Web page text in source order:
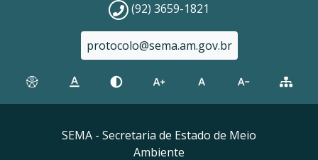
(92) 3659-1821
protocolo@sema.am.gov.br
SEMA - Secretaria de Estado de Meio
Ambiente